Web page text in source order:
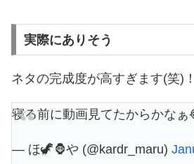
実際にありそう
ネタの完成度が高すぎます(笑)！
寝る前に動画見てたからかなぁ
— ほ🦖🦍や (@kardr_maru)